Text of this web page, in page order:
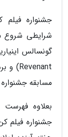
جشنواره
شرایطی شروع
مسابقه
بعلاوه
جشنواره فیلم